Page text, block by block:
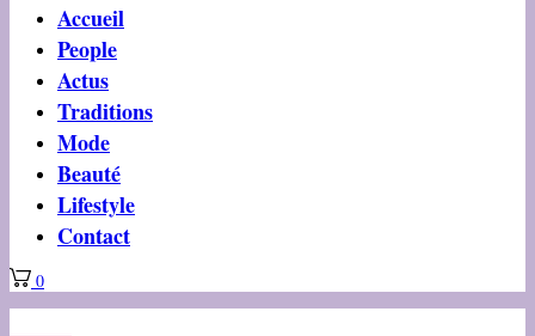
Accueil
People
Actus
Traditions
Mode
Beauté
Lifestyle
Contact
0